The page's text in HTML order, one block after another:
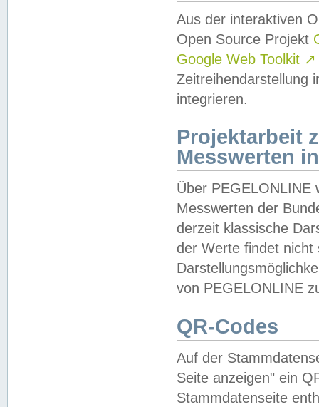
Aus der interaktiven
Open Source Projekt
Google Web Toolkit ↗
Zeitreihendarstellung
integrieren.
Projektarbeit
Messwerten
Über PEGELONLINE
Messwerten der
derzeit klassische
der Werte findet
von PEGELONLINE
QR-Codes
Auf der
Seite anzeigen" ein
Stammdatenseite